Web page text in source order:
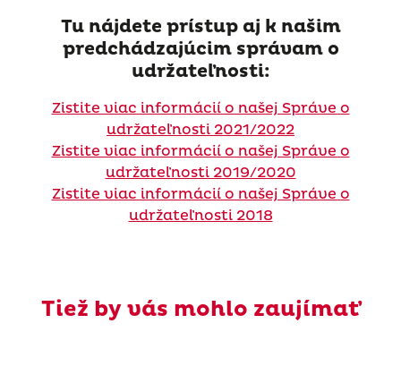
Tu nájdete prístup aj k našim
predchádzajúcim správam o
udržateľnosti:
Zistite viac informácií o našej Správe o
udržateľnosti 2021/2022
Zistite viac informácií o našej Správe o
udržateľnosti 2019/2020
Zistite viac informácií o našej Správe o
udržateľnosti 2018
Tiež by vás mohlo zaujímať